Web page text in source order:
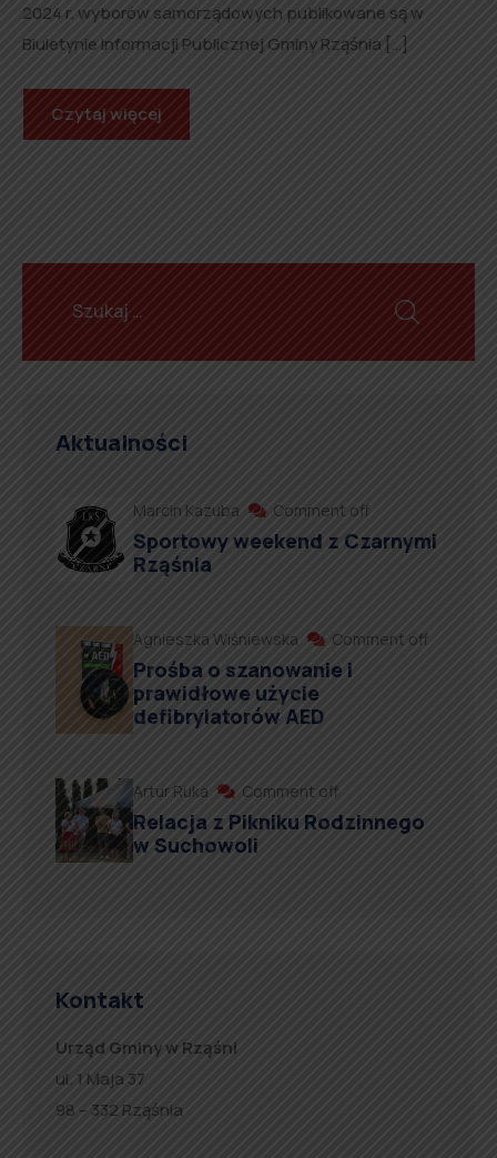
2024 r. wyborów samorządowych publikowane są w
Biuletynie Informacji Publicznej Gminy Rząśnia […]
Czytaj więcej
Aktualności
Marcin Kazuba Comment off
Sportowy weekend z Czarnymi
Rząśnia
Agnieszka Wiśniewska Comment off
Prośba o szanowanie i
prawidłowe użycie
defibrylatorów AED
Artur Ruka Comment off
Relacja z Pikniku Rodzinnego
w Suchowoli
Kontakt
Urząd Gminy w Rząśni
ul. 1 Maja 37
98 – 332 Rząśnia